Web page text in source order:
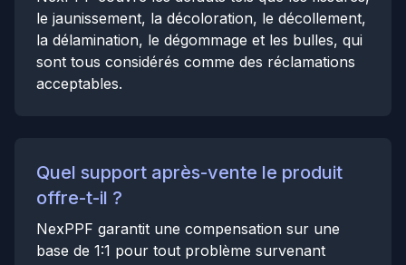
le jaunissement, la décoloration, le décollement,
la délamination, le dégommage et les bulles, qui
sont tous considérés comme des réclamations
acceptables.
Quel support après-vente le produit
offre-t-il ?
NexPPF garantit une compensation sur une
base de 1:1 pour tout problème survenant